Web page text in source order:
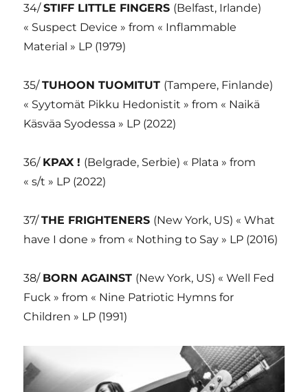
34/STIFF LITTLE FINGERS (Belfast, Irlande)
« Suspect Device » from « Inflammable
Material » LP (1979)
35/TUHOON TUOMITUT (Tampere, Finlande)
« Syytomät Pikku Hedonistit » from « Naikä
Käsväa Syodessa » LP (2022)
36/ KPAX ! (Belgrade, Serbie) « Plata » from
« s/t » LP (2022)
37/THE FRIGHTENERS (New York, US) « What
have I done » from « Nothing to Say » LP (2016)
38/ BORN AGAINST (New York, US) « Well Fed
Fuck » from « Nine Patriotic Hymns for
Children » LP (1991)